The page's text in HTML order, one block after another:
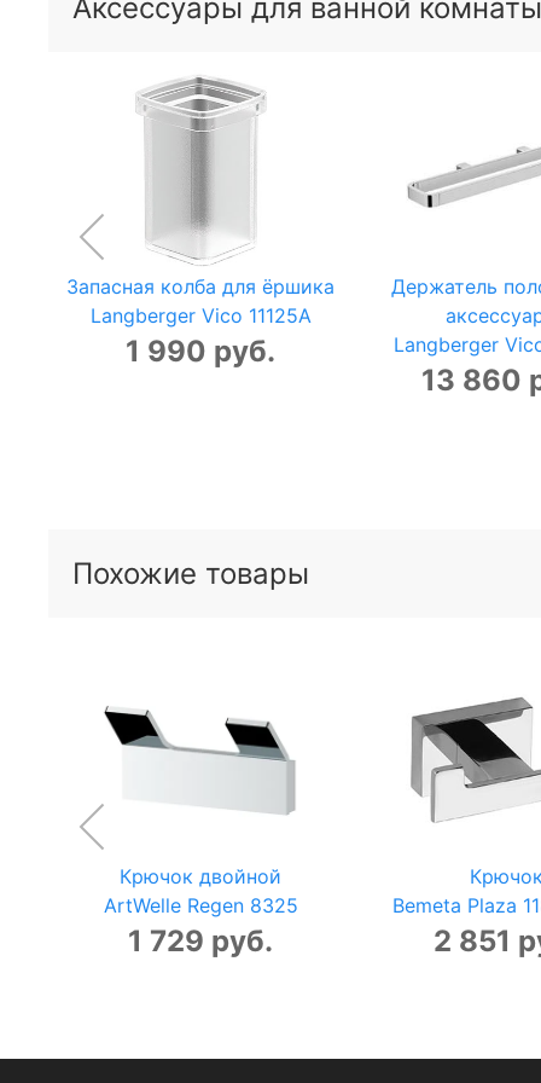
Аксессуары для ванной
Запасная колба для ёршика
Langberger Vico 11125A
1 990 руб.
Держатель
Langberger
13 860
Похожие товары
Крючок двойной
ArtWelle Regen 8325
1 729 руб.
Крючок
Bemeta Plaza
2 851